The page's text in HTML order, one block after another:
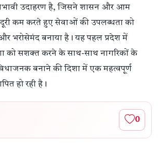
उदाहरण है, जिसने शासन और आम
कम करते हुए सेवाओं की उपलब्धता को
भरोसेमंद बनाया है। यह पहल प्रदेश में
को सशक्त करने के साथ-साथ नागरिकों के
बनाने की दिशा में एक महत्वपूर्ण
हो रही है।
0